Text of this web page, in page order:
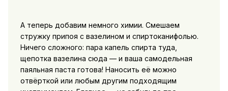
А теперь добавим немного химии. Смешаем
стружку припоя с вазелином и спиртоканифолью.
Ничего сложного: пара капель спирта туда,
щепотка вазелина сюда — и ваша самодельная
паяльная паста готова! Наносить её можно
отвёрткой или любым другим подходящим